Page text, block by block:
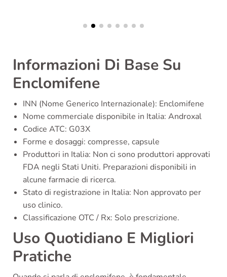
Informazioni Di Base Su
Enclomifene
INN (Nome Generico Internazionale): Enclomifene
Nome commerciale disponibile in Italia: Androxal
Codice ATC: G03X
Forme e dosaggi: compresse, capsule
Produttori in Italia: Non ci sono produttori approvati
FDA negli Stati Uniti. Preparazioni disponibili in
alcune farmacie di ricerca.
Stato di registrazione in Italia: Non approvato per
uso clinico.
Classificazione OTC / Rx: Solo prescrizione.
Uso Quotidiano E Migliori
Pratiche